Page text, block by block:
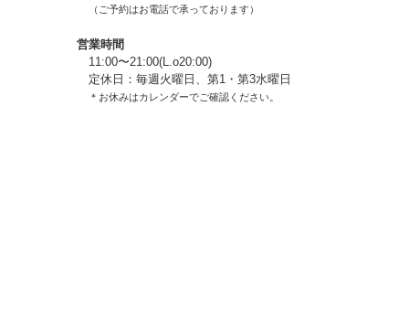
（ご予約はお電話で承っております）
営業時間
11:00〜21:00(L.o20:00)
定休日：毎週火曜日、第1・第3水曜日
＊お休みはカレンダーでご確認ください。